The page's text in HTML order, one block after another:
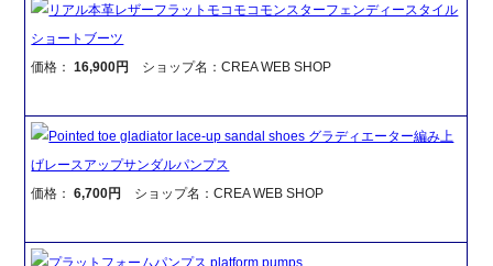
リアル本革レザーフラットモコモコモンスターフェンディースタイル
ショートブーツ
価格：16,900円 ショップ名：CREA WEB SHOP
Pointed toe gladiator lace-up sandal shoes グラディエーター編み上
げレースアップサンダルパンプス
価格：6,700円 ショップ名：CREA WEB SHOP
プラットフォームパンプス platform pumps